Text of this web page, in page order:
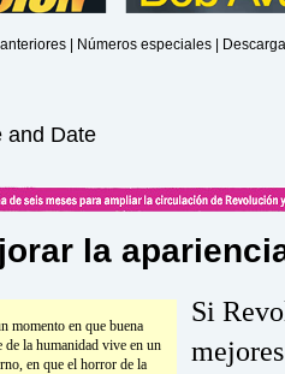
Números especiales
and Date
la
momento en que buena
de la humanidad vive en un
en que el horror de la
Si